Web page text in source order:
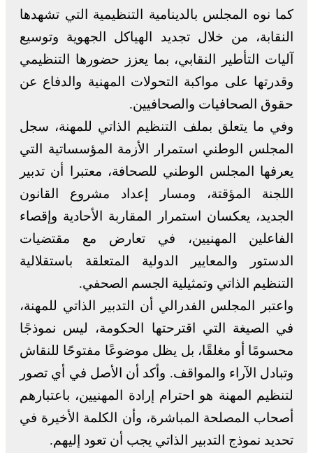
كما نوه المجلس بالدينامية التنظيمية التي تشهدها
النقابة، من خلال تجديد الهياكل الجهوية وتوسيع
آليات التأطير النقابي، بما يعزز حضورها التنظيمي
وقدرتها على مواكبة التحولات المهنية والدفاع عن
حقوق الصحافيات والصحافيين.
وفي ما يتعلق بملف التنظيم الذاتي للمهنة، سجل
المجلس الوطني استمرار الأزمة المؤسساتية التي
يعرفها المجلس الوطني للصحافة، معتبرا أن تدبير
اللجنة المؤقتة، ومسار إعداد مشروع القانون
الجديد، يعكسان استمرار المقاربة الأحادية وإقصاء
الفاعلين المهنيين، في تعارض مع مقتضيات
الدستور والمعايير الدولية المتعلقة باستقلالية
التنظيم الذاتي وتمثيلية الجسم الصحفي.
واعتبر المجلس الفدرالي أن التدبير الذاتي للمهنة،
في الصيغة التي اقترحتها الحكومة، ليس نموذجًا
محسومًا أو مغلقًا، بل يظل موضوعًا مفتوحًا للنقاش
وتبادل الآراء والمواقف. وأكد أن الأصل في أي تصور
لتنظيم المهنة هو احترام إرادة المهنيين، باعتبارهم
أصحاب المصلحة المباشرة، وأن الكلمة الأخيرة في
تحديد نموذج التدبير الذاتي يجب أن تعود إليهم.